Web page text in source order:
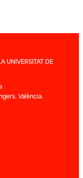
UNIVERSITAT DE
València.